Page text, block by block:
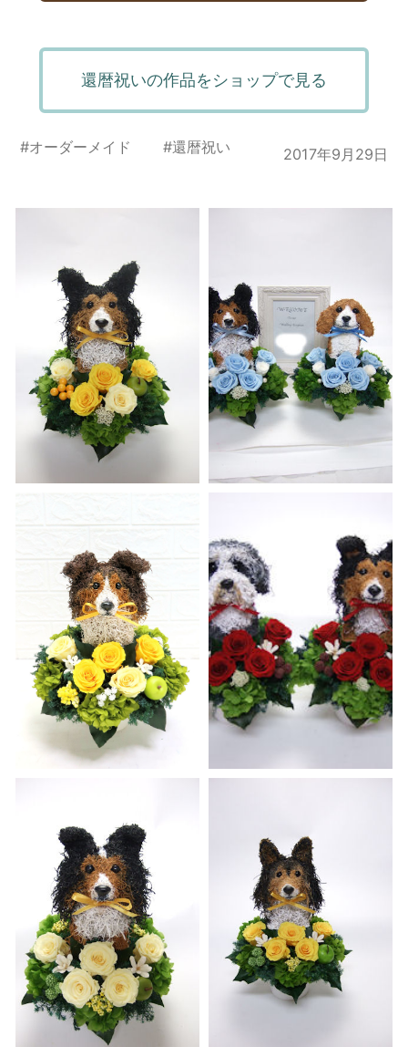
還暦祝いの作品をショップで見る
#オーダーメイド #還暦祝い 2017年9月29日